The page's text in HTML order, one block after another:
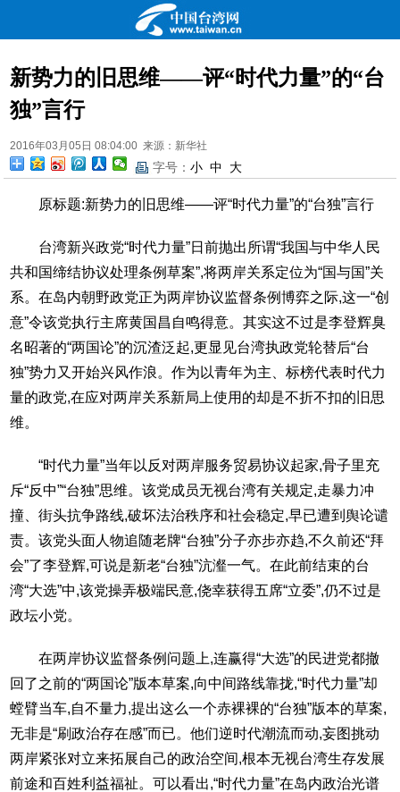
新势力的旧思维——评“时代力量”的“台
独”言行
2016年03月05日 08:04:00 来源：新华社
字号： 小 中 大
原标题:新势力的旧思维——评“时代力量”的“台独”言行
台湾新兴政党“时代力量”日前抛出所谓“我国与中华人民
共和国缔结协议处理条例草案”,将两岸关系定位为“国与国”关
系。在岛内朝野政党正为两岸协议监督条例博弈之际,这一“创
意”令该党执行主席黄国昌自鸣得意。其实这不过是李登辉臭
名昭著的“两国论”的沉渣泛起,更显见台湾执政党轮替后“台
独”势力又开始兴风作浪。作为以青年为主、标榜代表时代力
量的政党,在应对两岸关系新局上使用的却是不折不扣的旧思
维。
“时代力量”当年以反对两岸服务贸易协议起家,骨子里充
斥“反中”“台独”思维。该党成员无视台湾有关规定,走暴力冲
撞、街头抗争路线,破坏法治秩序和社会稳定,早已遭到舆论谴
责。该党头面人物追随老牌“台独”分子亦步亦趋,不久前还“拜
会”了李登辉,可说是新老“台独”沆瀣一气。在此前结束的台
湾“大选”中,该党操弄极端民意,侥幸获得五席“立委”,仍不过是
政坛小党。
在两岸协议监督条例问题上,连赢得“大选”的民进党都撤
回了之前的“两国论”版本草案,向中间路线靠拢,“时代力量”却
螳臂当车,自不量力,提出这么一个赤裸裸的“台独”版本的草案,
无非是“刷政治存在感”而已。他们逆时代潮流而动,妄图挑动
两岸紧张对立来拓展自己的政治空间,根本无视台湾生存发展
前途和百姓利益福祉。可以看出,“时代力量”在岛内政治光谱